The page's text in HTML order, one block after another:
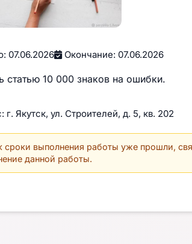
07.06.2026 Окончание: 07.06.2026
статью 10 000 знаков на ошибки.
г. Якутск, ул. Строителей, д. 5, кв. 202
сроки выполнения работы уже прошли,
данной работы.